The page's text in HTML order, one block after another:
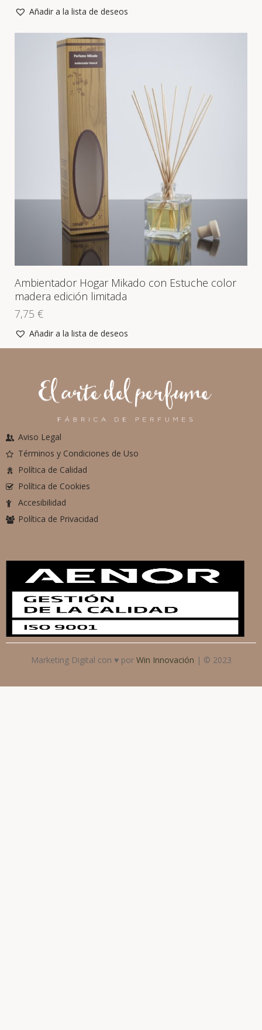
Añadir a la lista de deseos
Ambientador Hogar Mikado con Estuche color
madera edición limitada
7,75 €
Añadir a la lista de deseos
Aviso Legal
Términos y Condiciones de Uso
Política de Calidad
Política de Cookies
Accesibilidad
Política de Privacidad
Marketing Digital con ♥ por Win Innovación | © 2023